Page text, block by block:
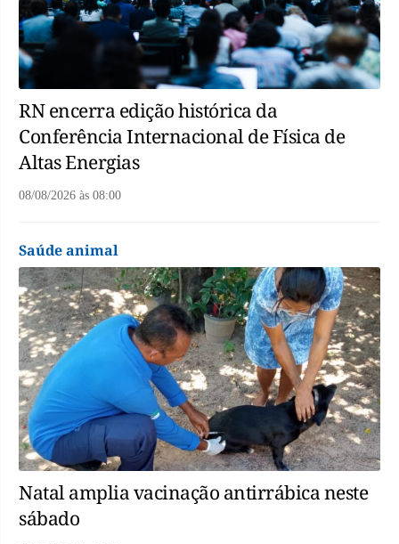
RN encerra edição histórica da
Conferência Internacional de Física de
Altas Energias
08/08/2026 às 08:00
Saúde animal
Natal amplia vacinação antirrábica neste
sábado